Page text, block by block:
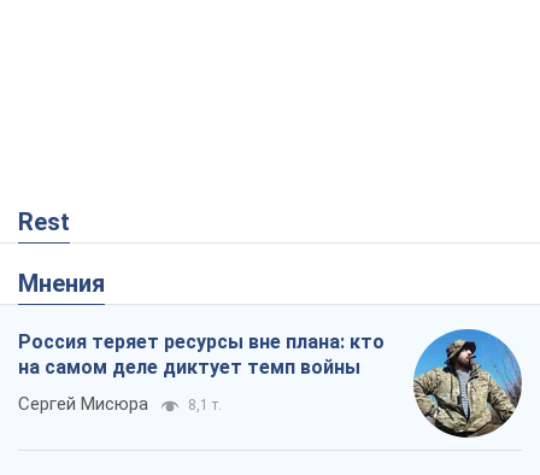
Rest
Мнения
Россия теряет ресурсы вне плана: кто
на самом деле диктует темп войны
Сергей Мисюра 8,1 т.